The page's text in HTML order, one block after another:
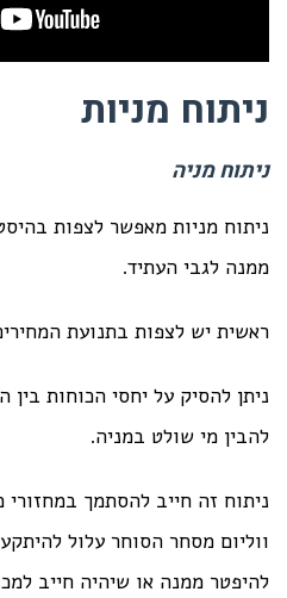
ניתוח מניות
ניתוח מניה
ניתוח מניות מאפשר לצפות
ממנה לגבי העתיד.
ראשית יש לצפות בתנועת
ניתן להסיק על יחסי הכוחות בין
להבין מי שולט במניה.
ניתוח זה חייב להסתמך במחזורי
ווליום מסחר הסוחר עלול
להיפטר ממנה או שיהיה חייב